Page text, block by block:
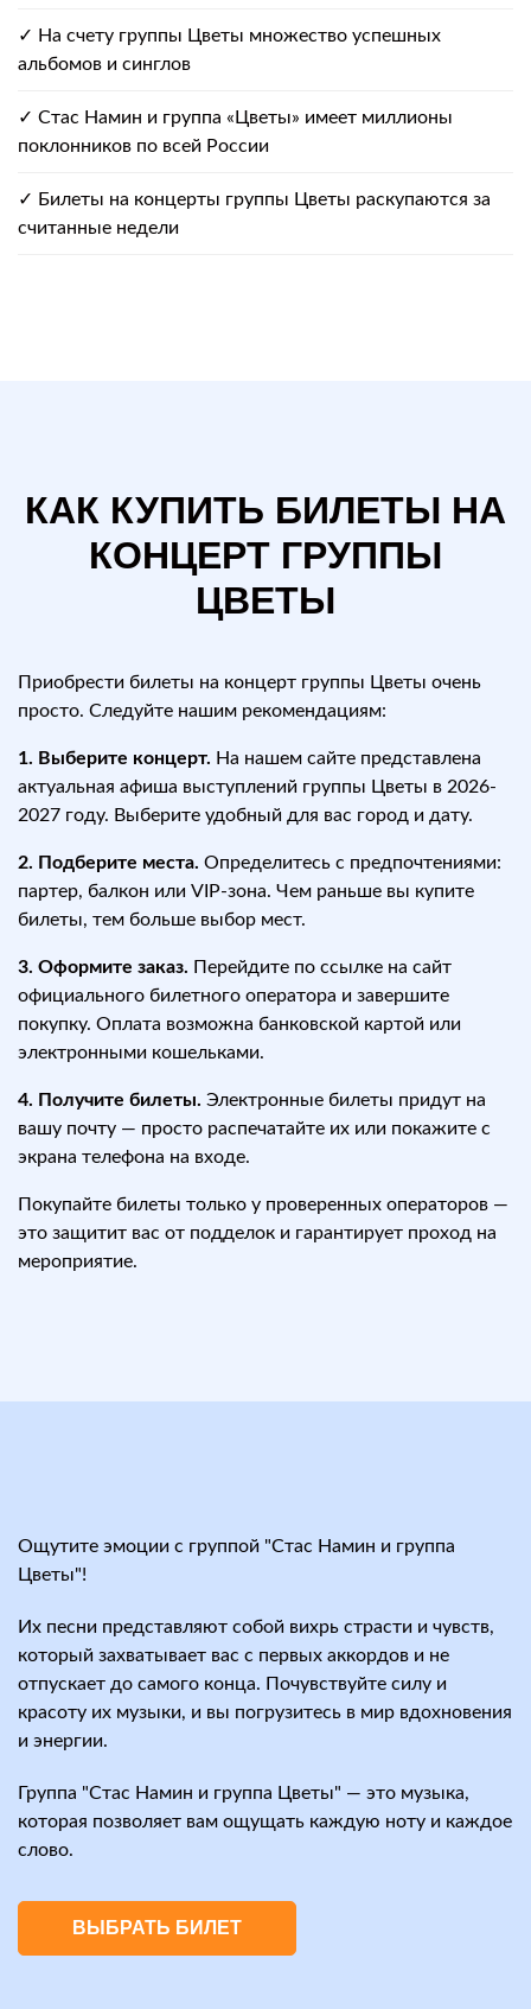
✓ На счету группы Цветы множество успешных
альбомов и синглов
✓ Стас Намин и группа «Цветы» имеет миллионы
поклонников по всей России
✓ Билеты на концерты группы Цветы раскупаются за
считанные недели
КАК КУПИТЬ БИЛЕТЫ НА
КОНЦЕРТ ГРУППЫ
ЦВЕТЫ
Приобрести билеты на концерт группы Цветы очень
просто. Следуйте нашим рекомендациям:
1. Выберите концерт. На нашем сайте представлена
актуальная афиша выступлений группы Цветы в 2026-
2027 году. Выберите удобный для вас город и дату.
2. Подберите места. Определитесь с предпочтениями:
партер, балкон или VIP-зона. Чем раньше вы купите
билеты, тем больше выбор мест.
3. Оформите заказ. Перейдите по ссылке на сайт
официального билетного оператора и завершите
покупку. Оплата возможна банковской картой или
электронными кошельками.
4. Получите билеты. Электронные билеты придут на
вашу почту — просто распечатайте их или покажите с
экрана телефона на входе.
Покупайте билеты только у проверенных операторов —
это защитит вас от подделок и гарантирует проход на
мероприятие.
Ощутите эмоции с группой "Стас Намин и группа
Цветы"!
Их песни представляют собой вихрь страсти и чувств,
который захватывает вас с первых аккордов и не
отпускает до самого конца. Почувствуйте силу и
красоту их музыки, и вы погрузитесь в мир вдохновения
и энергии.
Группа "Стас Намин и группа Цветы" — это музыка,
которая позволяет вам ощущать каждую ноту и каждое
слово.
ВЫБРАТЬ БИЛЕТ